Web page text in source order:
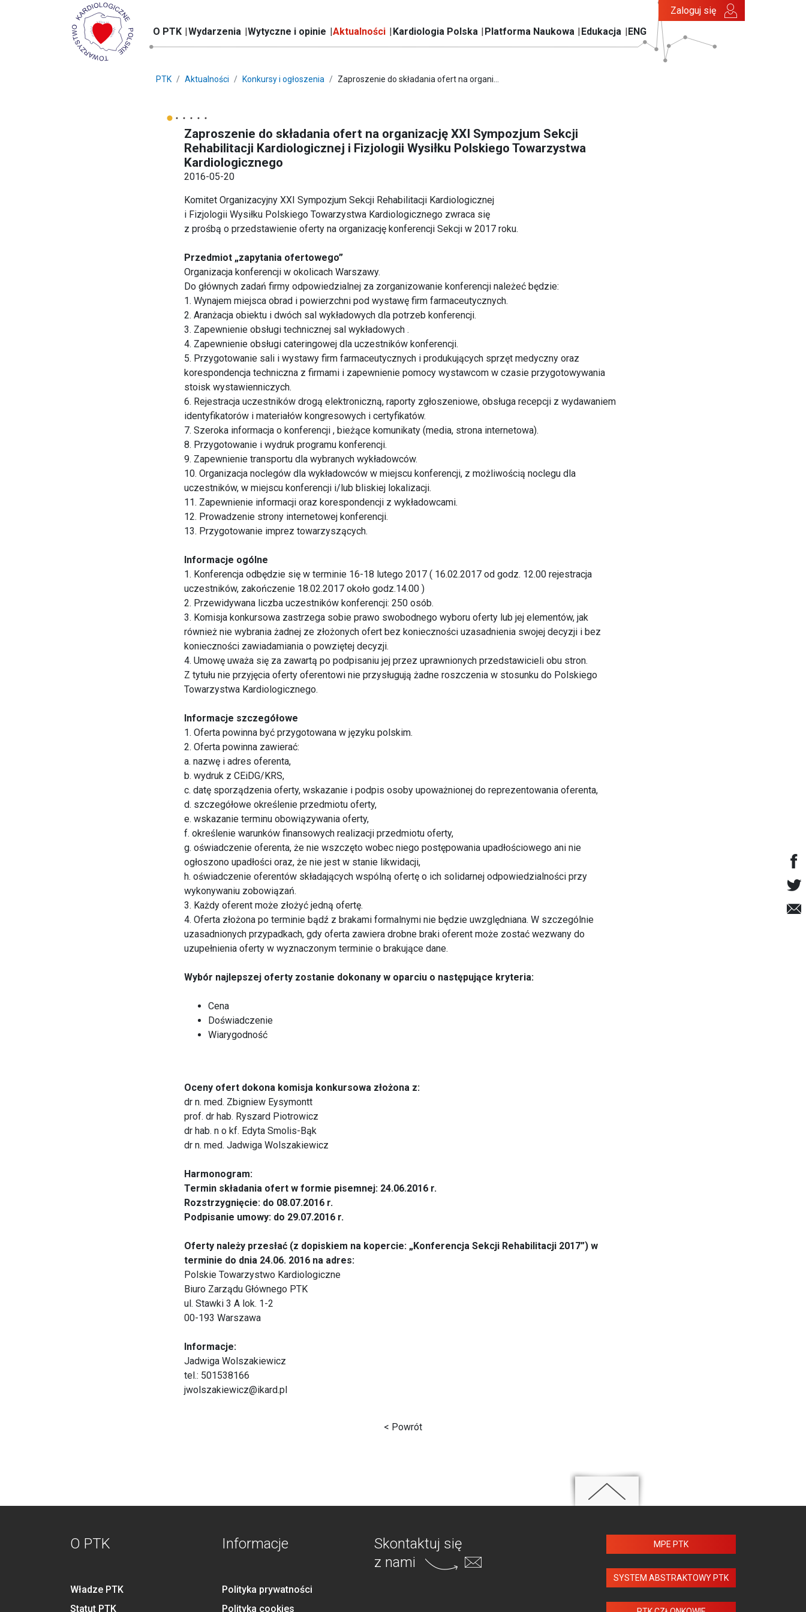
O PTK Wydarzenia Wytyczne i opinie Aktualności Kardiologia Polska Platforma Naukowa Edukacja ENG
Zaloguj się
PTK Aktualności Konkursy i ogłoszenia Zaproszenie do składania ofert na organi...
Zaproszenie do składania ofert na organizację XXI Sympozjum Sekcji
Rehabilitacji Kardiologicznej i Fizjologii Wysiłku Polskiego Towarzystwa
Kardiologicznego
2016-05-20
Komitet Organizacyjny XXI Sympozjum Sekcji Rehabilitacji Kardiologicznej
i Fizjologii Wysiłku Polskiego Towarzystwa Kardiologicznego zwraca się
z prośbą o przedstawienie oferty na organizację konferencji Sekcji w 2017 roku.
Przedmiot „zapytania ofertowego”
Organizacja konferencji w okolicach Warszawy.
Do głównych zadań firmy odpowiedzialnej za zorganizowanie konferencji należeć będzie:
1. Wynajem miejsca obrad i powierzchni pod wystawę firm farmaceutycznych.
2. Aranżacja obiektu i dwóch sal wykładowych dla potrzeb konferencji.
3. Zapewnienie obsługi technicznej sal wykładowych .
4. Zapewnienie obsługi cateringowej dla uczestników konferencji.
5. Przygotowanie sali i wystawy firm farmaceutycznych i produkujących sprzęt medyczny oraz
korespondencja techniczna z firmami i zapewnienie pomocy wystawcom w czasie przygotowywania
stoisk wystawienniczych.
6. Rejestracja uczestników drogą elektroniczną, raporty zgłoszeniowe, obsługa recepcji z wydawaniem
identyfikatorów i materiałów kongresowych i certyfikatów.
7. Szeroka informacja o konferencji , bieżące komunikaty (media, strona internetowa).
8. Przygotowanie i wydruk programu konferencji.
9. Zapewnienie transportu dla wybranych wykładowców.
10. Organizacja noclegów dla wykładowców w miejscu konferencji, z możliwością noclegu dla
uczestników, w miejscu konferencji i/lub bliskiej lokalizacji.
11. Zapewnienie informacji oraz korespondencji z wykładowcami.
12. Prowadzenie strony internetowej konferencji.
13. Przygotowanie imprez towarzyszących.
Informacje ogólne
1. Konferencja odbędzie się w terminie 16-18 lutego 2017 ( 16.02.2017 od godz. 12.00 rejestracja
uczestników, zakończenie 18.02.2017 około godz.14.00 )
2. Przewidywana liczba uczestników konferencji: 250 osób.
3. Komisja konkursowa zastrzega sobie prawo swobodnego wyboru oferty lub jej elementów, jak
również nie wybrania żadnej ze złożonych ofert bez konieczności uzasadnienia swojej decyzji i bez
konieczności zawiadamiania o powziętej decyzji.
4. Umowę uważa się za zawartą po podpisaniu jej przez uprawnionych przedstawicieli obu stron.
Z tytułu nie przyjęcia oferty oferentowi nie przysługują żadne roszczenia w stosunku do Polskiego
Towarzystwa Kardiologicznego.
Informacje szczegółowe
1. Oferta powinna być przygotowana w języku polskim.
2. Oferta powinna zawierać:
a. nazwę i adres oferenta,
b. wydruk z CEiDG/KRS,
c. datę sporządzenia oferty, wskazanie i podpis osoby upoważnionej do reprezentowania oferenta,
d. szczegółowe określenie przedmiotu oferty,
e. wskazanie terminu obowiązywania oferty,
f. określenie warunków finansowych realizacji przedmiotu oferty,
g. oświadczenie oferenta, że nie wszczęto wobec niego postępowania upadłościowego ani nie
ogłoszono upadłości oraz, że nie jest w stanie likwidacji,
h. oświadczenie oferentów składających wspólną ofertę o ich solidarnej odpowiedzialności przy
wykonywaniu zobowiązań.
3. Każdy oferent może złożyć jedną ofertę.
4. Oferta złożona po terminie bądź z brakami formalnymi nie będzie uwzględniana. W szczególnie
uzasadnionych przypadkach, gdy oferta zawiera drobne braki oferent może zostać wezwany do
uzupełnienia oferty w wyznaczonym terminie o brakujące dane.
Wybór najlepszej oferty zostanie dokonany w oparciu o następujące kryteria:
Cena
Doświadczenie
Wiarygodność
Oceny ofert dokona komisja konkursowa złożona z:
dr n. med. Zbigniew Eysymontt
prof. dr hab. Ryszard Piotrowicz
dr hab. n o kf. Edyta Smolis-Bąk
dr n. med. Jadwiga Wolszakiewicz
Harmonogram:
Termin składania ofert w formie pisemnej: 24.06.2016 r.
Rozstrzygnięcie: do 08.07.2016 r.
Podpisanie umowy: do 29.07.2016 r.
Oferty należy przesłać (z dopiskiem na kopercie: „Konferencja Sekcji Rehabilitacji 2017”) w
terminie do dnia 24.06. 2016 na adres:
Polskie Towarzystwo Kardiologiczne
Biuro Zarządu Głównego PTK
ul. Stawki 3 A lok. 1-2
00-193 Warszawa
Informacje:
Jadwiga Wolszakiewicz
tel.: 501538166
jwolszakiewicz@ikard.pl
< Powrót
O PTK
Władze PTK
Statut PTK
Informacje
Polityka prywatności
Polityka cookies
Skontaktuj się
z nami
MPE PTK
SYSTEM ABSTRAKTOWY PTK